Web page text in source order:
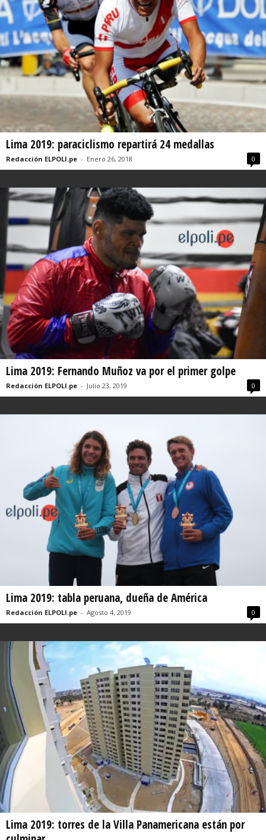
Lima 2019: paraciclismo repartirá 24 medallas
Redacción ELPOLI.pe - Enero 26, 2018 0
Lima 2019: Fernando Muñoz va por el primer golpe
Redacción ELPOLI.pe - Julio 23, 2019 0
Lima 2019: tabla peruana, dueña de América
Redacción ELPOLI.pe - Agosto 4, 2019 0
Lima 2019: torres de la Villa Panamericana están por